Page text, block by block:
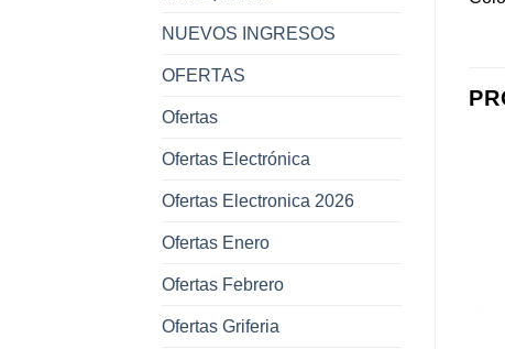
NUEVOS INGRESOS
OFERTAS
Ofertas
Ofertas Electrónica
Ofertas Electronica 2026
Ofertas Enero
Ofertas Febrero
Ofertas Griferia
Añadir a